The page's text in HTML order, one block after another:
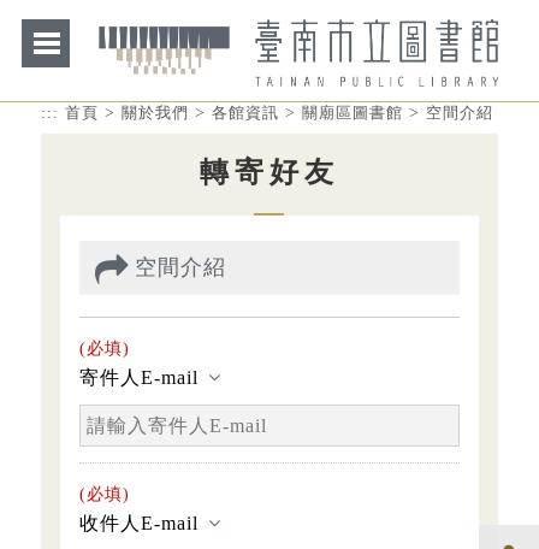
::: 首頁 > 關於我們 > 各館資訊 > 關廟區圖書館 > 空間介紹
轉寄好友
空間介紹
(必填)
寄件人E-mail
(必填)
收件人E-mail